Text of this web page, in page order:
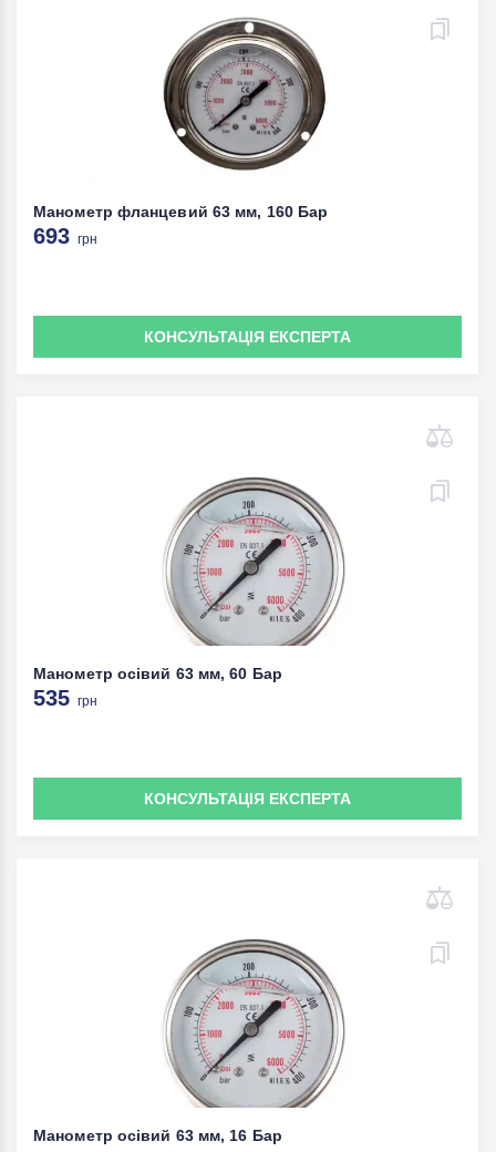
Манометр фланцевий 63 мм, 160 Бар
693 грн
КОНСУЛЬТАЦІЯ ЕКСПЕРТА
Манометр осівий 63 мм, 60 Бар
535 грн
КОНСУЛЬТАЦІЯ ЕКСПЕРТА
Манометр осівий 63 мм, 16 Бар